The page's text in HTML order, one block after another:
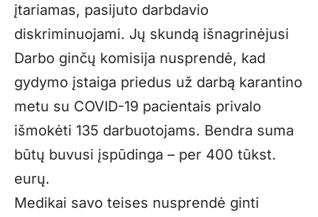
įtariamas, pasijuto darbdavio
diskriminuojami. Jų skundą išnagrinėjusi
Darbo ginčų komisija nusprendė, kad
gydymo įstaiga priedus už darbą karantino
metu su COVID-19 pacientais privalo
išmokėti 135 darbuotojams. Bendra suma
būtų buvusi įspūdinga – per 400 tūkst.
eurų.
Medikai savo teises nusprendė ginti